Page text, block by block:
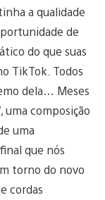
a qualidade
de
do que suas
TikTok. Todos
dela… Meses
uma composição
uma
que nós
torno do novo
cordas